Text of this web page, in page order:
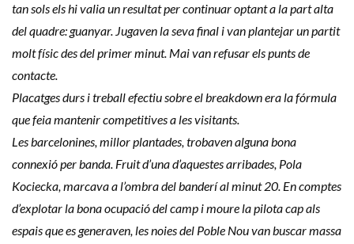
tan sols els hi valia un resultat per continuar optant a la part alta
del quadre: guanyar. Jugaven la seva final i van plantejar un partit
molt físic des del primer minut. Mai van refusar els punts de
contacte.
Placatges durs i treball efectiu sobre el breakdown era la fórmula
que feia mantenir competitives a les visitants.
Les barcelonines, millor plantades, trobaven alguna bona
connexió per banda. Fruit d’una d’aquestes arribades, Pola
Kociecka, marcava a l’ombra del banderí al minut 20. En comptes
d’explotar la bona ocupació del camp i moure la pilota cap als
espais que es generaven, les noies del Poble Nou van buscar massa